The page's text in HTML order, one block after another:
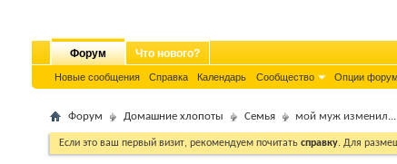
Форум
Новые сообщения Справка Календарь Сообщество Опции
Что нового?
Форум Домашние хлопоты Семья мой муж
Если это ваш первый визит, рекомендуем почитать справку. Для